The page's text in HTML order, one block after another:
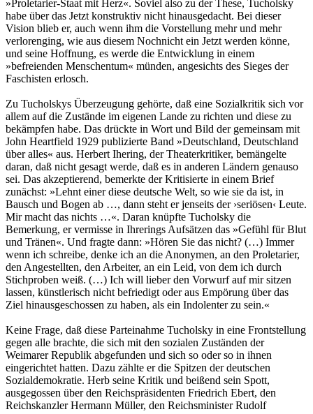
»Proletarier-Staat mit Herz«. Soviel also zu der These, Tucholsky
habe über das Jetzt konstruktiv nicht hinausgedacht. Bei dieser
Vision blieb er, auch wenn ihm die Vorstellung mehr und mehr
verlorenging, wie aus diesem Nochnicht ein Jetzt werden könne,
und seine Hoffnung, es werde die Entwicklung in einem
»befreienden Menschentum« münden, angesichts des Sieges der
Faschisten erlosch.
Zu Tucholskys Überzeugung gehörte, daß eine Sozialkritik sich vor
allem auf die Zustände im eigenen Lande zu richten und diese zu
bekämpfen habe. Das drückte in Wort und Bild der gemeinsam mit
John Heartfield 1929 publizierte Band »Deutschland, Deutschland
über alles« aus. Herbert Ihering, der Theaterkritiker, bemängelte
daran, daß nicht gesagt werde, daß es in anderen Ländern genauso
sei. Das akzeptierend, bemerkte der Kritisierte in einem Brief
zunächst: »Lehnt einer diese deutsche Welt, so wie sie da ist, in
Bausch und Bogen ab …, dann steht er jenseits der ›seriösen‹ Leute.
Mir macht das nichts …«. Daran knüpfte Tucholsky die
Bemerkung, er vermisse in Ihrerings Aufsätzen das »Gefühl für Blut
und Tränen«. Und fragte dann: »Hören Sie das nicht? (…) Immer
wenn ich schreibe, denke ich an die Anonymen, an den Proletarier,
den Angestellten, den Arbeiter, an ein Leid, von dem ich durch
Stichproben weiß. (…) Ich will lieber den Vorwurf auf mir sitzen
lassen, künstlerisch nicht befriedigt oder aus Empörung über das
Ziel hinausgeschossen zu haben, als ein Indolenter zu sein.«
Keine Frage, daß diese Parteinahme Tucholsky in eine Frontstellung
gegen alle brachte, die sich mit den sozialen Zuständen der
Weimarer Republik abgefunden und sich so oder so in ihnen
eingerichtet hatten. Dazu zählte er die Spitzen der deutschen
Sozialdemokratie. Herb seine Kritik und beißend sein Spott,
ausgegossen über den Reichspräsidenten Friedrich Ebert, den
Reichskanzler Hermann Müller, den Reichsminister Rudolf